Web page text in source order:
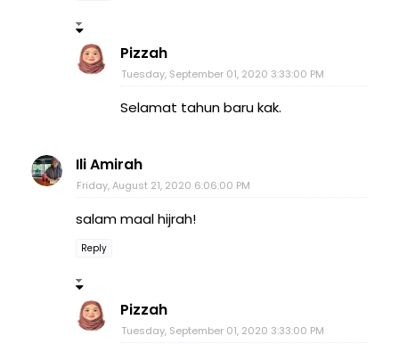
Pizzah
Tuesday, September 01, 2020 3:33:00 PM
Selamat tahun baru kak.
Ili Amirah
Friday, August 21, 2020 6:06:00 PM
salam maal hijrah!
Reply
Pizzah
Tuesday, September 01, 2020 3:33:00 PM